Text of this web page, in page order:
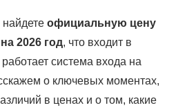
официальную цену
2026 год, что входит в
система входа на
о ключевых моментах,
в ценах и о том, какие